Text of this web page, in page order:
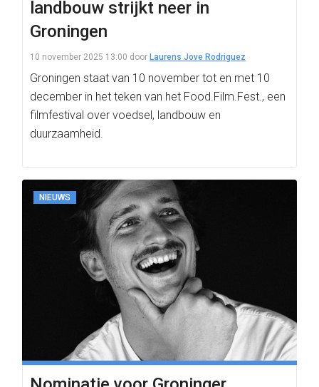
landbouw strijkt neer in
Groningen
10 november 2025 13:00 door Laurens Jove Rodriguez
Groningen staat van 10 november tot en met 10
december in het teken van het Food.Film.Fest., een
filmfestival over voedsel, landbouw en
duurzaamheid.
NIEUWS